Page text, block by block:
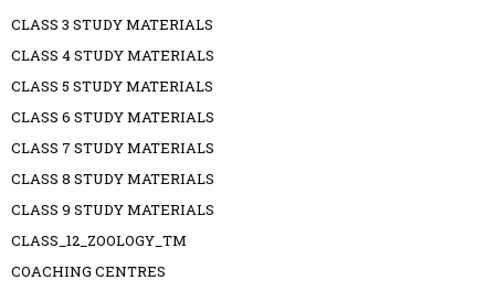
CLASS 3 STUDY MATERIALS
CLASS 4 STUDY MATERIALS
CLASS 5 STUDY MATERIALS
CLASS 6 STUDY MATERIALS
CLASS 7 STUDY MATERIALS
CLASS 8 STUDY MATERIALS
CLASS 9 STUDY MATERIALS
CLASS_12_ZOOLOGY_TM
COACHING CENTRES